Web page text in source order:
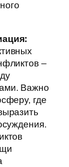
–
Важно
где